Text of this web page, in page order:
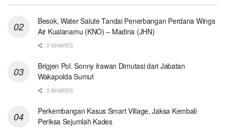
Besok, Water Salute Tandai Penerbangan Perdana Wings
Air Kualanamu (KNO) – Madina (JHN)
0 SHARES
Brigjen Pol. Sonny Irawan Dimutasi dari Jabatan
Wakapolda Sumut
0 SHARES
Perkembangan Kasus Smart Village, Jaksa Kembali
Periksa Sejumlah Kades